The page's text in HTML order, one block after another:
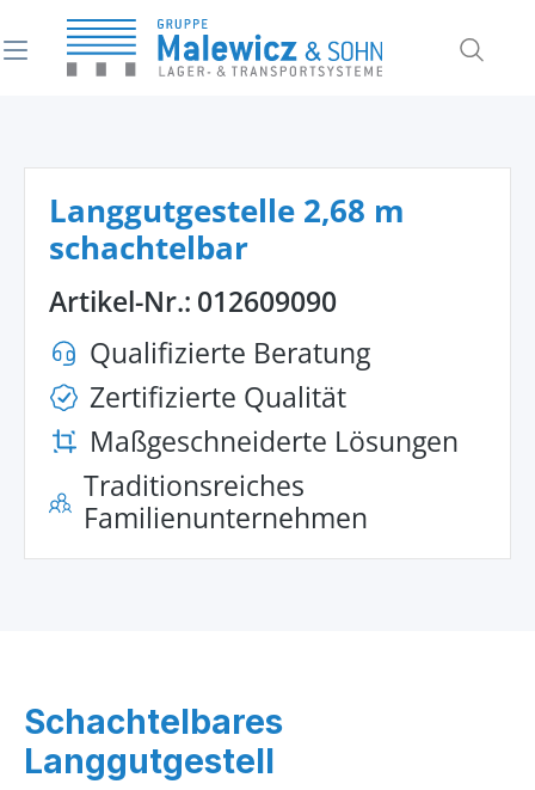
springen
Langgutgestelle 2,68 m
schachtelbar
Artikel-Nr.: 012609090
Qualifizierte Beratung
Zertifizierte Qualität
Maßgeschneiderte Lösungen
Traditionsreiches
Familienunternehmen
Schachtelbares
Langgutgestell